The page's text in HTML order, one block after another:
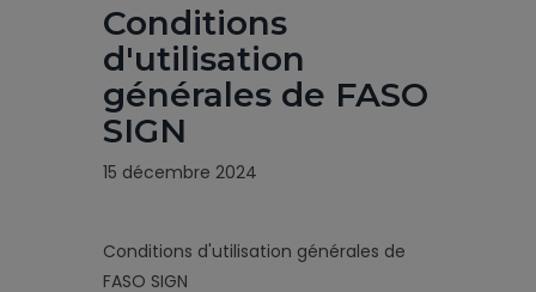
Conditions
d'utilisation
générales de FASO
SIGN
15 décembre 2024
Conditions d'utilisation générales de
FASO SIGN